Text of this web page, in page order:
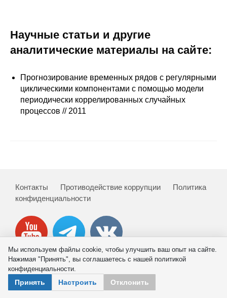
Администрация
Отчетность
Научная жизнь
Издания
О журнале
Номера журналов
Научные статьи и другие
аналитические материалы на сайте:
Прогнозирование временных рядов с регулярными
циклическими компонентами с помощью модели
периодически коррелированных случайных
процессов // 2011
Контакты Противодействие коррупции
Политика
конфиденциальности
© 2026 ИНП РАН
Мы используем файлы cookie, чтобы улучшить ваш опыт на сайте.
Нажимая "Принять", вы соглашаетесь с нашей политикой
конфиденциальности.
Принять Настроить Отклонить